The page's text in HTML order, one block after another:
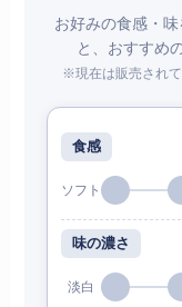
お好みの食感・
と、おすすめ
※現在は販売されて
食感
ソフト
味の濃さ
淡白